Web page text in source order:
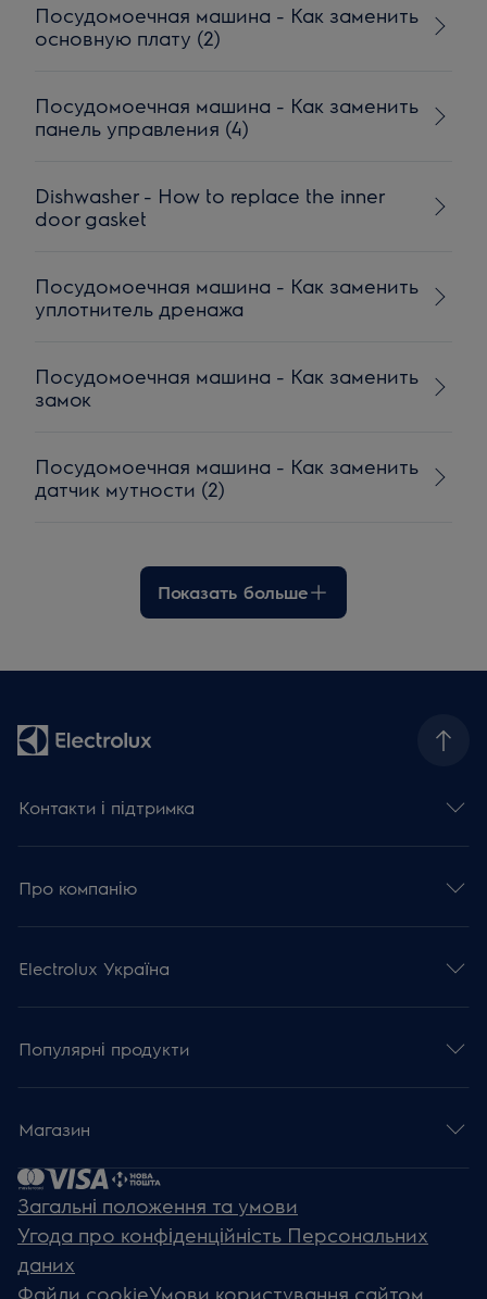
Посудомоечная машина - Как заменить
основную плату (2)
Посудомоечная машина - Как заменить
панель управления (4)
Dishwasher - How to replace the inner
door gasket
Посудомоечная машина - Как заменить
уплотнитель дренажа
Посудомоечная машина - Как заменить
замок
Посудомоечная машина - Как заменить
датчик мутности (2)
Показать больше
Контакти і підтримка
Про компанію
Electrolux Україна
Популярні продукти
Магазин
Загальні положення та умови
Угода про конфіденційність Персональних
даних
Файли cookieУмови користування сайтом